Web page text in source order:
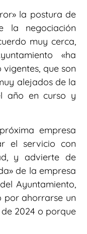
la postura de
la negociación
muy cerca,
«ha
que son
alejados de la
año en curso y
empresa
el servicio con
y advierte de
de la empresa
Ayuntamiento,
por ahorrarse un
2024 o porque